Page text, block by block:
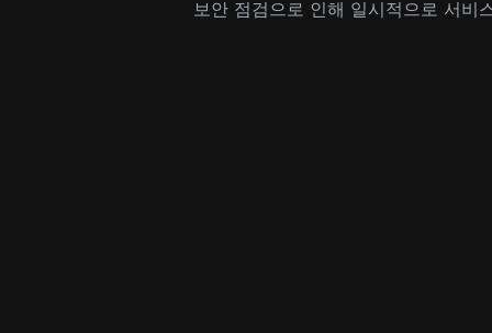
보안 점검으로 인해 일시적으로 서비